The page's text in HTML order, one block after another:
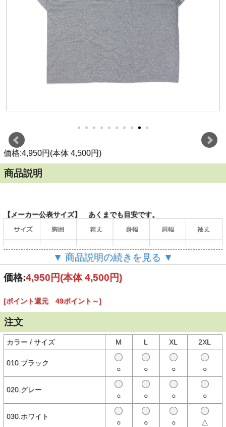
価格:4,950円(本体 4,500円)
商品説明
【メーカー公表サイズ】 あくまでも目安です。
（単位：cm）
AVIREX（アヴィレックス/アビレックス）のパック入りヘンリーネッ
クTシャツ。
クラシカルでスタンダードなデザインにバランスの良いシルエット。
少し肉厚な8.0オンスコットン100%天竺を使用。 合わせやすいベー
シックな3色展開。
▼ 商品説明の続きを見る ▼
価格:4,950円(本体 4,500円)
[ポイント還元 49ポイント～]
注文
カラー / サイズ M L XL 2XL
010.ブラック
○
○ ○ ○
020.グレー
○
○ ○ ○
030.ホワイト
○
○ ○ △